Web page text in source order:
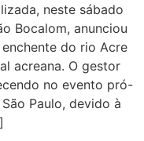
neste sábado
Bocalom, anunciou
do rio Acre
acreana. O gestor
no evento pró-
Paulo, devido à